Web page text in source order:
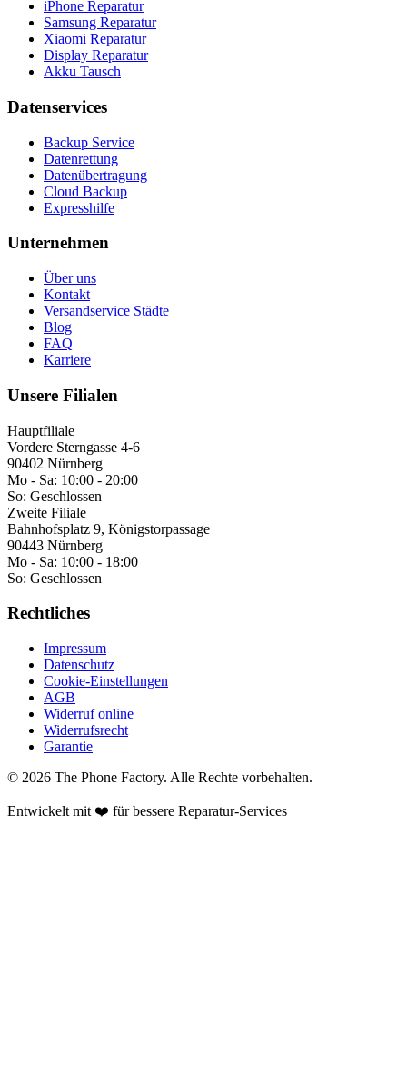
iPhone Reparatur
Samsung Reparatur
Xiaomi Reparatur
Display Reparatur
Akku Tausch
Datenservices
Backup Service
Datenrettung
Datenübertragung
Cloud Backup
Expresshilfe
Unternehmen
Über uns
Kontakt
Versandservice Städte
Blog
FAQ
Karriere
Unsere Filialen
Hauptfiliale
Vordere Sterngasse 4-6
90402 Nürnberg
Mo - Sa: 10:00 - 20:00
So: Geschlossen
Zweite Filiale
Bahnhofsplatz 9, Königstorpassage
90443 Nürnberg
Mo - Sa: 10:00 - 18:00
So: Geschlossen
Rechtliches
Impressum
Datenschutz
Cookie-Einstellungen
AGB
Widerruf online
Widerrufsrecht
Garantie
© 2026 The Phone Factory. Alle Rechte vorbehalten.
Entwickelt mit ❤️ für bessere Reparatur-Services